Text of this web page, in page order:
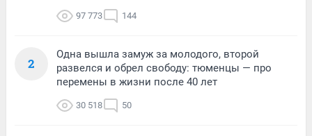
97 773 144
2
Одна вышла замуж за молодого, второй
развелся и обрел свободу: тюменцы — про
перемены в жизни после 40 лет
30 518 50